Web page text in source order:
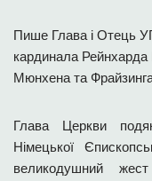
Пише Глава і Отець
кардинала Рейнхарда
Мюнхена та
Глава Церкви
Німецької
великодушний